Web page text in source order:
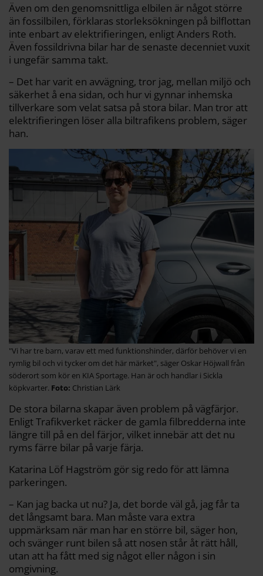
Även om den genomsnittliga elbilen är något större
än fossilbilen, förklaras storleksökningen på bilflottan
inte enbart av elektrifieringen, enligt Anders Roth.
Även fossildrivna bilar har de senaste decenniet vuxit
i ungefär samma takt.
– Det har varit en avvägning, tror jag, mellan miljö och
säkerhet å ena sidan, och hur vi gynnar inhemska
tillverkare som velat satsa på stora bilar. Man tror att
elektrifieringen löser alla biltrafikens problem, säger
han.
"Vi har tre barn, varav ett med funktionshinder, därför behöver vi en
rymlig bil och vi tycker om det här märket", säger Oskar Höjwall från
söderort som kör en KIA Sportage. Han är och handlar i Sickla
köpkvarter.
Christian Lärk
De stora bilarna skapar även problem på vägfärjor.
Enligt Trafikverket räcker de gamla filbredderna inte
längre till på en del färjor, vilket innebär att det nu
ryms färre bilar på varje färja.
Katarina Löf Hagström gör sig redo för att lämna
parkeringen.
– Kan jag backa ut nu? Ja, det borde väl gå, jag får ta
det långsamt bara. Man måste vara extra
uppmärksam när man har en större bil, säger hon,
och svänger runt bilen så att nosen står åt rätt håll,
utan att ha fått med sig något eller någon i sin
omgivning.